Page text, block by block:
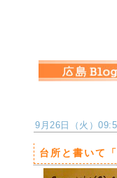
9月26日（火）
台所と書いて